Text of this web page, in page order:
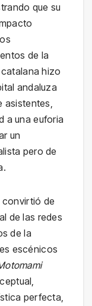
que su
de la
hizo
andaluza
asistentes,
a una euforia
un
pero de
convirtió de
de las redes
de la
escénicos
perfecta,